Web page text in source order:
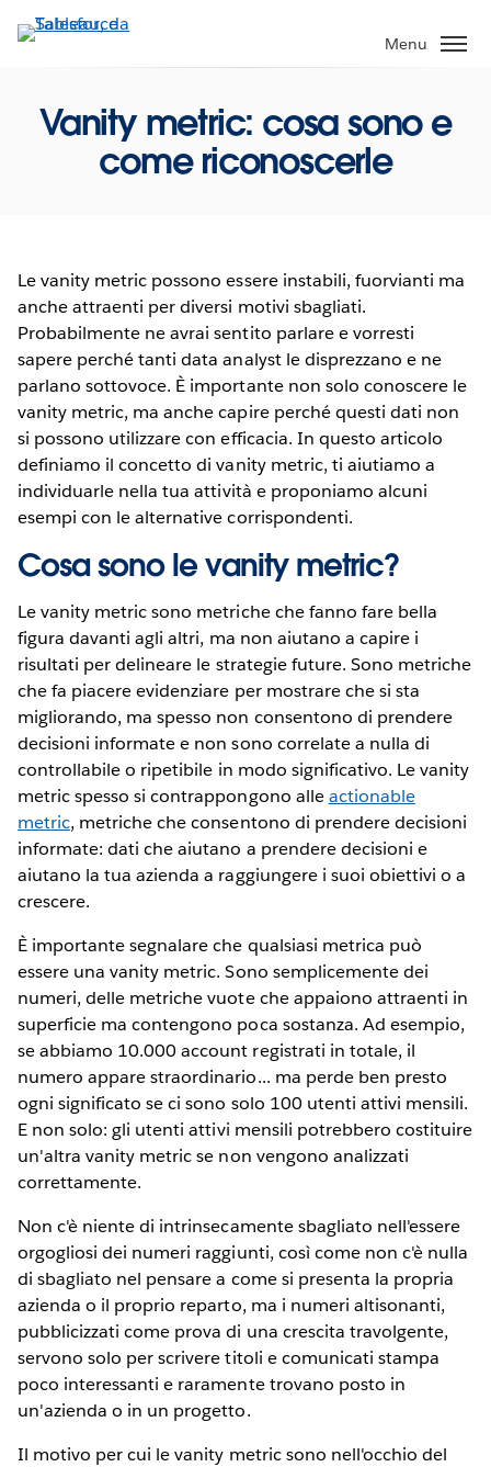
Passa
Menu
Vanity metric: cosa sono e
come riconoscerle
Le vanity metric possono essere instabili, fuorvianti ma
anche attraenti per diversi motivi sbagliati.
Probabilmente ne avrai sentito parlare e vorresti
sapere perché tanti data analyst le disprezzano e ne
parlano sottovoce. È importante non solo conoscere le
vanity metric, ma anche capire perché questi dati non
si possono utilizzare con efficacia. In questo articolo
definiamo il concetto di vanity metric, ti aiutiamo a
individuarle nella tua attività e proponiamo alcuni
esempi con le alternative corrispondenti.
Cosa sono le vanity metric?
Le vanity metric sono metriche che fanno fare bella
figura davanti agli altri, ma non aiutano a capire i
risultati per delineare le strategie future. Sono metriche
che fa piacere evidenziare per mostrare che si sta
migliorando, ma spesso non consentono di prendere
decisioni informate e non sono correlate a nulla di
controllabile o ripetibile in modo significativo. Le vanity
metric spesso si contrappongono alleactionable
metric, metriche che consentono di prendere decisioni
informate: dati che aiutano a prendere decisioni e
aiutano la tua azienda a raggiungere i suoi obiettivi o a
crescere.
È importante segnalare che qualsiasi metrica può
essere una vanity metric. Sono semplicemente dei
numeri, delle metriche vuote che appaiono attraenti in
superficie ma contengono poca sostanza. Ad esempio,
se abbiamo 10.000 account registrati in totale, il
numero appare straordinario... ma perde ben presto
ogni significato se ci sono solo 100 utenti attivi mensili.
E non solo: gli utenti attivi mensili potrebbero costituire
un'altra vanity metric se non vengono analizzati
correttamente.
Non c'è niente di intrinsecamente sbagliato nell'essere
orgogliosi dei numeri raggiunti, così come non c'è nulla
di sbagliato nel pensare a come si presenta la propria
azienda o il proprio reparto, ma i numeri altisonanti,
pubblicizzati come prova di una crescita travolgente,
servono solo per scrivere titoli e comunicati stampa
poco interessanti e raramente trovano posto in
un'azienda o in un progetto.
Il motivo per cui le vanity metric sono nell'occhio del